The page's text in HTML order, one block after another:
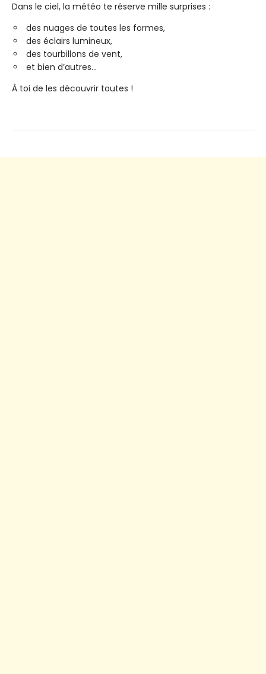
Dans le ciel, la météo te réserve mille surprises :
des nuages de toutes les formes,
des éclairs lumineux,
des tourbillons de vent,
et bien d’autres…
À toi de les découvrir toutes !